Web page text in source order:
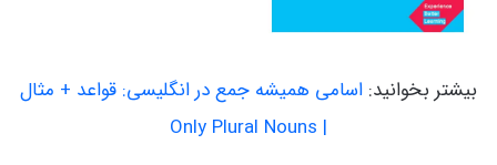
بیشتر بخوانید: اسامی همیشه جمع در انگلیسی: قواعد + مثال
| Only Plural Nouns